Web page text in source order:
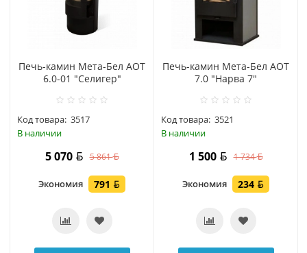
Печь-камин Мета-Бел АОТ
6.0-01 "Селигер"
Код товара: 3517
В наличии
5 070 5 861
Экономия 791
Печь-камин Мета-Бел АОТ
7.0 "Нарва 7"
Код товара: 3521
В наличии
1 500 1 734
Экономия 234